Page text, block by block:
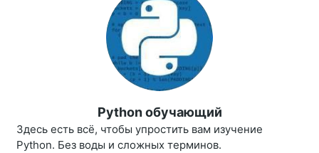
Python обучающий
Здесь есть всё, чтобы упростить вам изучение
Python. Без воды и сложных терминов.